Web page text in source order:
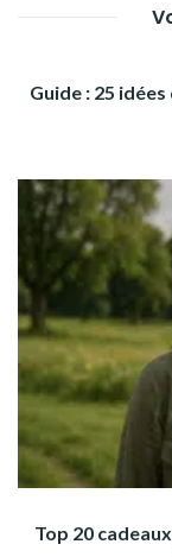
Guide : 25
Top 20